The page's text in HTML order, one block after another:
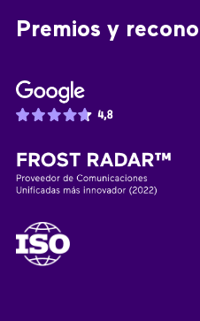
Premios y